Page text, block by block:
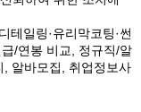
테일링·유리막코팅·썬
/연봉 비교, 정규직/알
, 알바모집, 취업정보사